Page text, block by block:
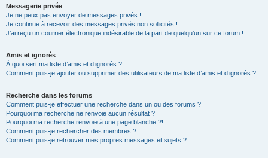
Messagerie privée
Je ne peux pas envoyer de messages privés !
Je continue à recevoir des messages privés non sollicités !
J’ai reçu un courrier électronique indésirable de la part de quelqu’un sur ce forum !
Amis et ignorés
À quoi sert ma liste d’amis et d’ignorés ?
Comment puis-je ajouter ou supprimer des utilisateurs de ma liste d’amis et d’ignorés ?
Recherche dans les forums
Comment puis-je effectuer une recherche dans un ou des forums ?
Pourquoi ma recherche ne renvoie aucun résultat ?
Pourquoi ma recherche renvoie à une page blanche ?!
Comment puis-je rechercher des membres ?
Comment puis-je retrouver mes propres messages et sujets ?